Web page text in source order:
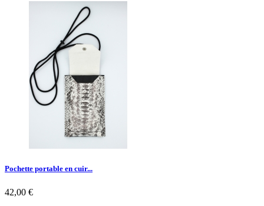
Pochette portable en cuir...
42,00 €